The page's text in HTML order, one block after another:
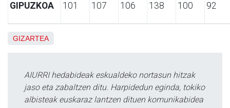
GIPUZKOA 101 107 106 138 100 92
GIZARTEA
AIURRI hedabideak eskualdeko nortasun hitzak
jaso eta zabaltzen ditu. Harpidedun eginda, tokiko
albisteak euskaraz lantzen dituen komunikabidea